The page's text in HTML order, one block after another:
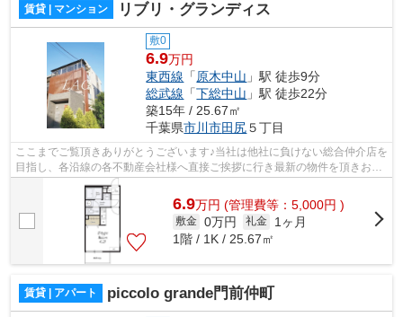
賃貸 | マンション リブリ・グランディス
敷0
6.9万円
東西線 「 原木中山 」駅 徒歩9分
総武線 「下総中山 」駅 徒歩22分
築15年 / 25.67㎡
千葉県市川市田尻５丁目
ここまでご覧頂きありがとうございます♪当社は他社に負けない総合仲介店を
目指し、各沿線の各不動産会社様へ直接ご挨拶に行き最新の物件を頂きお客
様へ提供しております！最新の情報は...
6.9万円 (管理費等：5,000円 )
敷金 0万円 礼金
1ヶ月
1階 / 1K / 25.67㎡
賃貸 | アパート piccolo grande門前仲町